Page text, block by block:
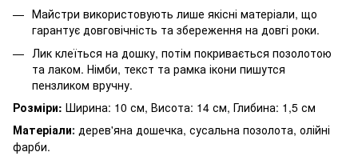
Майстри використовують лише якісні матеріали, що
гарантує довговічність та збереження на довгі роки.
Лик клеїться на дошку, потім покривається позолотою
та лаком. Німби, текст та рамка ікони пишутся
пензликом вручну.
Розміри: Ширина: 10 см, Висота: 14 см, Глибина: 1,5 см
Матеріали: дерев'яна дошечка, сусальна позолота, олійні
фарби.